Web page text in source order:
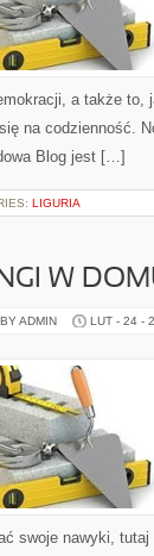
a także to,
się na codzienność.
Blog jest […]
LIGURIA
W
ADMIN LUT - 24 -
swoje nawyki,